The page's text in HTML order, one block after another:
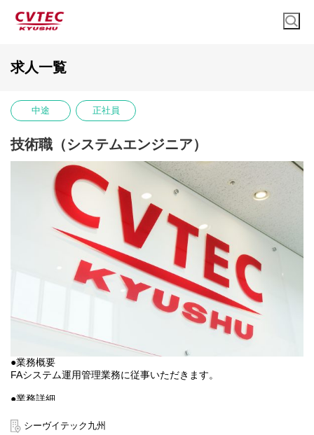
求人一覧
中途 正社員
技術職（システムエンジニア）
●業務概要
FAシステム運用管理業務に従事いただきます。
●業務詳細
ら対応シーヴイテック九州